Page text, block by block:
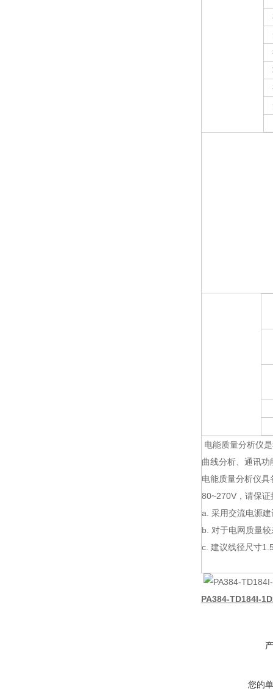
电能质量分析仪
曲线分析、通讯
电能质量分析仪
80~270V，请保
a. 采用交流电源
b. 对于电网质量
c. 建议线径尺寸
PA384-TD184I-
您的